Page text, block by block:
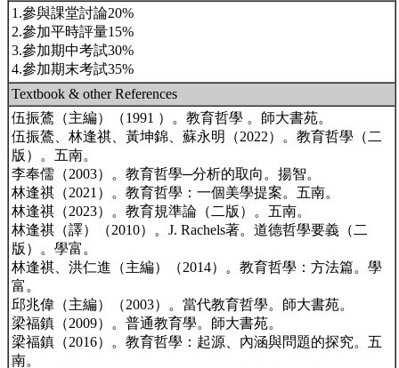
1.參與課堂討論20%
2.參加平時評量15%
3.參加期中考試30%
4.參加期末考試35%
Textbook & other References
伍振鷟（主編）（1991 ）。教育哲學 。師大書苑。
伍振鷟、林逢祺、黃坤錦、蘇永明（2022）。教育哲學（二
版）。五南。
李奉儒（2003）。教育哲學─分析的取向。揚智。
林逢祺（2021）。教育哲學：一個美學提案。五南。
林逢祺（2023）。教育規準論（二版）。五南。
林逢祺（譯）（2010）。J. Rachels著。道德哲學要義（二
版）。學富。
林逢祺、洪仁進（主編）（2014）。教育哲學：方法篇。學
富。
邱兆偉（主編）（2003）。當代教育哲學。師大書苑。
梁福鎮（2009）。普通教育學。師大書苑。
梁福鎮（2016）。教育哲學：起源、內涵與問題的探究。五
南。